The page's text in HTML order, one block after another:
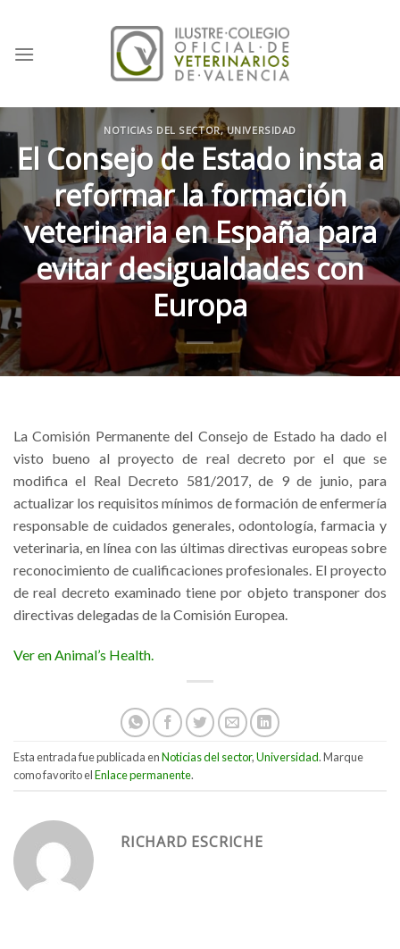
content
NOTICIAS DEL SECTOR,UNIVERSIDAD
El Consejo de Estado insta a
reformar la formación
veterinaria en España para
evitar desigualdades con
Europa
La Comisión Permanente del Consejo de Estado ha dado el
visto bueno al proyecto de real decreto por el que se
modifica el Real Decreto 581/2017, de 9 de junio, para
actualizar los requisitos mínimos de formación de enfermería
responsable de cuidados generales, odontología, farmacia y
veterinaria, en línea con las últimas directivas europeas sobre
reconocimiento de cualificaciones profesionales. El proyecto
de real decreto examinado tiene por objeto transponer dos
directivas delegadas de la Comisión Europea.
Ver en Animal’s Health.
Esta entrada fue publicada enNoticias del sector,Universidad. Marque
como favorito elEnlace permanente.
RICHARD ESCRICHE